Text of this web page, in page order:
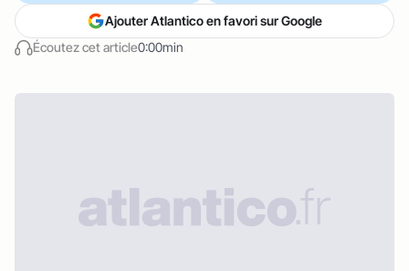
Écoutez cet article0:00min
Ajouter Atlantico en favori sur Google